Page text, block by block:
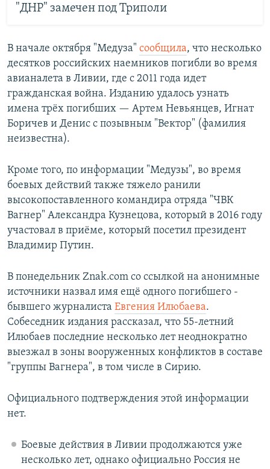
"ДНР" замечен под Триполи
В начале октября "Медуза" сообщила, что несколько
десятков российских наемников погибли во время
авианалета в Ливии, где с 2011 года идет
гражданская война. Изданию удалось узнать
имена трёх погибших — Артем Невьянцев, Игнат
Боричев и Денис с позывным "Вектор" (фамилия
неизвестна).
Кроме того, по информации "Медузы", во время
боевых действий также тяжело ранили
высокопоставленного командира отряда "ЧВК
Вагнер" Александра Кузнецова, который в 2016 году
участовал в приёме, который посетил президент
Владимир Путин.
В понедельник Znak.com со ссылкой на анонимные
источники назвал имя ещё одного погибшего -
бывшего журналиста Евгения Илюбаева.
Собеседник издания рассказал, что 55‐летний
Илюбаев последние несколько лет неоднократно
выезжал в зоны вооруженных конфликтов в составе
"группы Вагнера", в том числе в Сирию.
Официального подтверждения этой информации
нет.
Боевые действия в Ливии продолжаются уже
несколько лет, однако официально Россия не